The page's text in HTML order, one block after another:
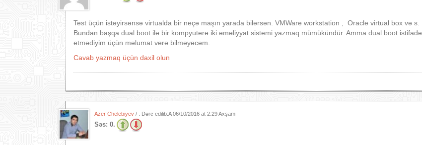
Test üçün istəyirsənsə virtualda bir neçə maşın yarada bilərsən. VMWare workstation , Oracle virtual box və s.
Bundan başqa dual boot ilə bir kompyuterə iki əməliyyat sistemi yazmaq mümükündür. Amma dual boot istifadə
etmədiyim üçün məlumat verə bilməyəcəm.
Cavab yazmaq üçün daxil olun
Azer Chelebiyev / . Dərc edilib:A06/10/2016 at 2:29 Axşam
Səs: 0.